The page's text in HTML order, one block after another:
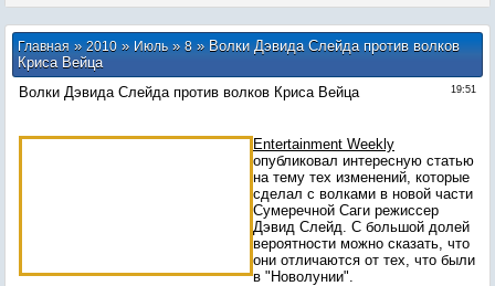
Главная»2010 » Июль » 8» Волки Дэвида Слейда против волков
Криса Вейца
19:51
Волки Дэвида Слейда против волков Криса Вейца
Entertainment Weekly
опубликовал интересную статью
на тему тех изменений, которые
сделал с волками в новой части
Сумеречной Саги режиссер
Дэвид Слейд. С большой долей
вероятности можно сказать, что
они отличаются от тех, что были
в "Новолунии".